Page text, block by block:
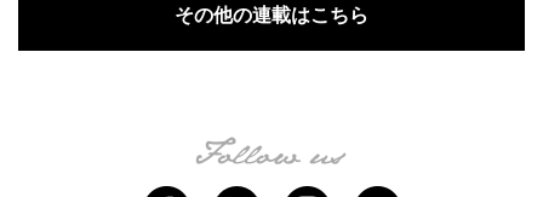
その他の連載はこちら